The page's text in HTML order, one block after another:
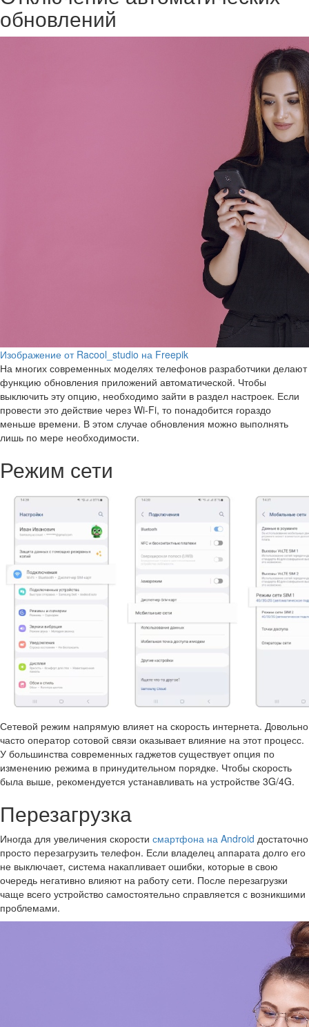
обновлений
Изображение от Racool_studio на Freepik
На многих современных моделях телефонов разработчики делают
функцию обновления приложений автоматической. Чтобы
выключить эту опцию, необходимо зайти в раздел настроек. Если
провести это действие через Wi-Fi, то понадобится гораздо
меньше времени. В этом случае обновления можно выполнять
лишь по мере необходимости.
Режим сети
Сетевой режим напрямую влияет на скорость интернета. Довольно
часто оператор сотовой связи оказывает влияние на этот процесс.
У большинства современных гаджетов существует опция по
изменению режима в принудительном порядке. Чтобы скорость
была выше, рекомендуется устанавливать на устройстве 3G/4G.
Перезагрузка
Иногда для увеличения скорости смартфона на Android достаточно
просто перезагрузить телефон. Если владелец аппарата долго его
не выключает, система накапливает ошибки, которые в свою
очередь негативно влияют на работу сети. После перезагрузки
чаще всего устройство самостоятельно справляется с возникшими
проблемами.